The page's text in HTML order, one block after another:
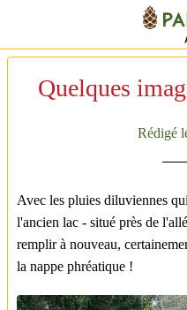
Quelques
Rédigé
Avec les pluies diluviennes
l'ancien lac - situé près de
remplir à nouveau,
la nappe phréatique !